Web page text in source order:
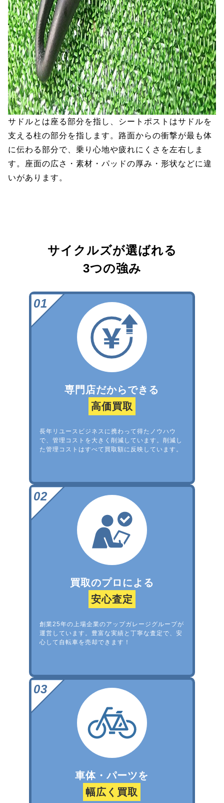
サドルとは座る部分を指し、シートポストはサドルを
支える柱の部分を指します。路面からの衝撃が最も体
に伝わる部分で、乗り心地や疲れにくさを左右しま
す。座面の広さ・素材・パッドの厚み・形状などに違
いがあります。
サイクルズが選ばれる
3つの強み
専門店だからできる
高価買取
長年リユースビジネスに携わって得たノウハウ
で、管理コストを大きく削減しています。削減し
た管理コストはすべて買取額に反映しています。
買取のプロによる
安心査定
創業25年の上場企業のアップガレージグループが
運営しています。豊富な実績と丁寧な査定で、安
心して自転車を売却できます！
車体・パーツを
幅広く買取